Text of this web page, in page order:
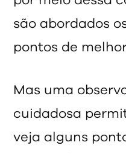
são abordados
pontos de
Mas uma
cuidadosa
veja alguns